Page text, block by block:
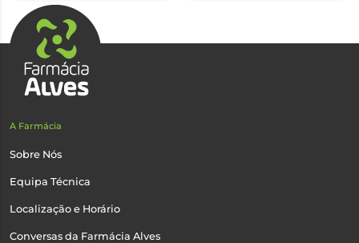
A Farmácia
Sobre Nós
Equipa Técnica
Localização e Horário
Conversas da Farmácia Alves